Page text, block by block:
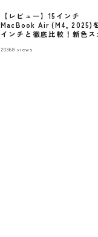
【レビュー】15インチ
MacBook Air (M4, 2025)
インチと徹底比較！新色ス
20368 views